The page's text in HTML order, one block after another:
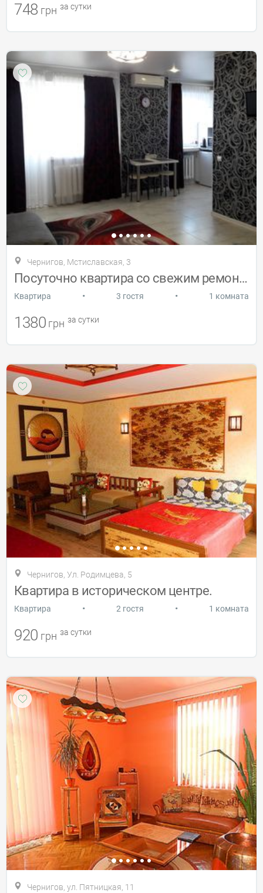
748 грн за сутки
Чернигов, Мстиславская, 3
Посуточно квартира со свежим ремонтом
Квартира • 3 гостя • 1 комната
1380 грн за сутки
Чернигов, Ул. Родимцева, 5
Квартира в историческом центре.
Квартира • 2 гостя • 1 комната
920 грн за сутки
Чернигов, ул. Пятницкая, 11